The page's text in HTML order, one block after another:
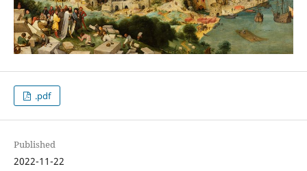
.pdf
Published
2022-11-22